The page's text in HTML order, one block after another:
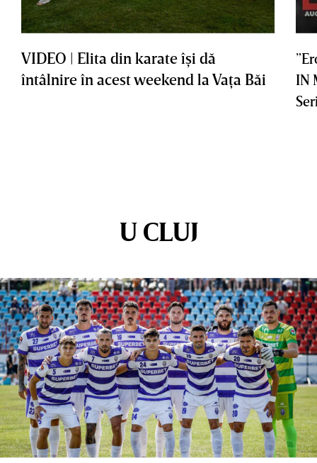
VIDEO | Elita din karate îşi dă
întâlnire în acest weekend la Vaţa Băi
IN
U CLUJ